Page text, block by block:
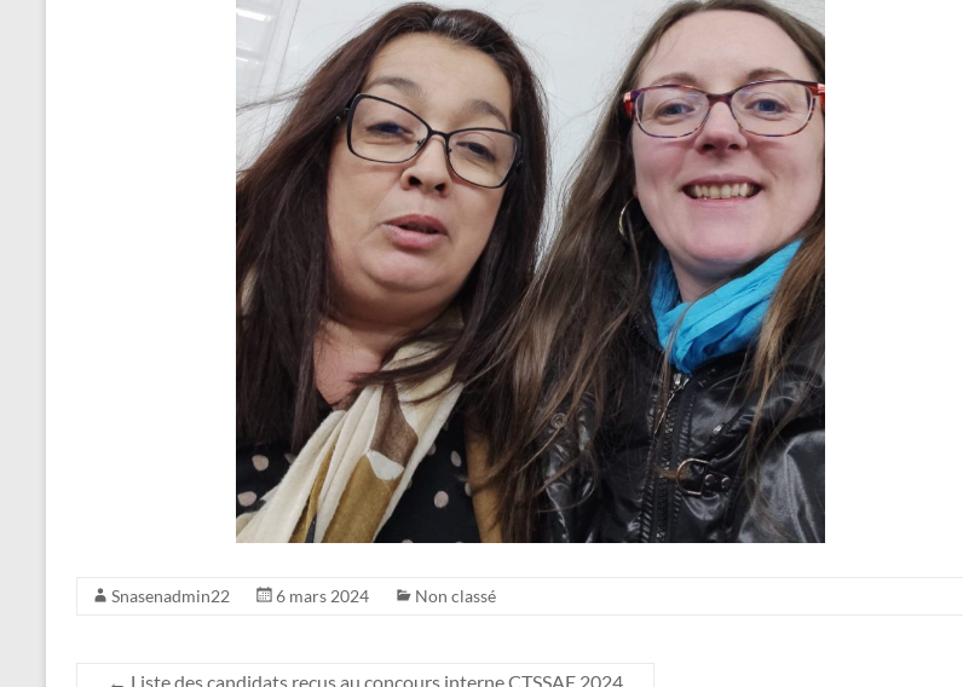
Snasenadmin22 6 mars 2024 Non classé
← Liste des candidats reçus au concours interne CTSSAE 2024